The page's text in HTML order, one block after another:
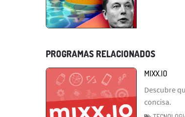
PROGRAMAS RELACIONADOS
MIXX.IO
Descubre
concisa.